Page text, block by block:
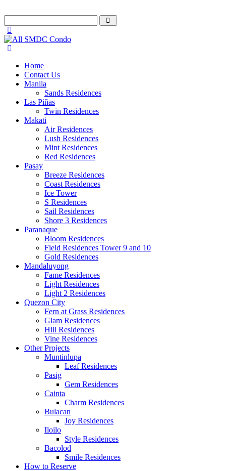
Home
Contact Us
Manila
Sands Residences
Las Piñas
Twin Residences
Makati
Air Residences
Lush Residences
Mint Residences
Red Residences
Pasay
Breeze Residences
Coast Residences
Ice Tower
S Residences
Sail Residences
Shore 3 Residences
Paranaque
Bloom Residences
Field Residences Tower 9 and 10
Gold Residences
Mandaluyong
Fame Residences
Light Residences
Light 2 Residences
Quezon City
Fern at Grass Residences
Glam Residences
Hill Residences
Vine Residences
Other Projects
Muntinlupa
Leaf Residences
Pasig
Gem Residences
Cainta
Charm Residences
Bulacan
Joy Residences
Iloilo
Style Residences
Bacolod
Smile Residences
How to Reserve